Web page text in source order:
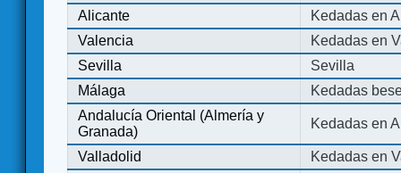
Alicante
Kedadas en
Valencia
Kedadas en
Sevilla
Sevilla
Málaga
Kedadas
Andalucía Oriental (Almería y
Granada)
Kedadas en
Valladolid
Kedadas en